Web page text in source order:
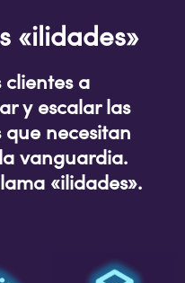
«ilidades»
a
y escalar las
necesitan
vanguardia.
«ilidades».